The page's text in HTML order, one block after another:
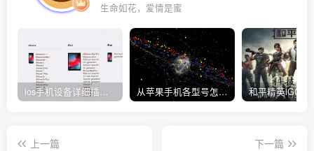
生命如花，爱情是蜜
ios手机设备详细插件平刷教程 从苹果手机各型号怎么越狱到怎么开科技完整教程
上一篇
下一篇